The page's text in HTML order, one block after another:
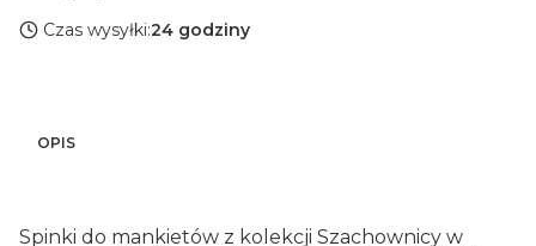
Czas wysyłki:24 godziny
OPIS
Spinki do mankietów z kolekcji Szachownicy w